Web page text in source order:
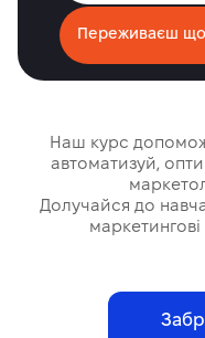
Переживаєш
Наш курс
автоматизуй,
Долучайся до